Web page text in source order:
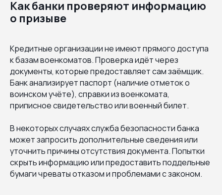
Как банки проверяют информацию
о призыве
Кредитные организации не имеют прямого доступа
к базам военкоматов. Проверка идёт через
документы, которые предоставляет сам заёмщик.
Банк анализирует паспорт (наличие отметок о
воинском учёте), справки из военкомата,
приписное свидетельство или военный билет.
В некоторых случаях служба безопасности банка
может запросить дополнительные сведения или
уточнить причины отсутствия документа. Попытки
скрыть информацию или предоставить поддельные
бумаги чреваты отказом и проблемами с законом.